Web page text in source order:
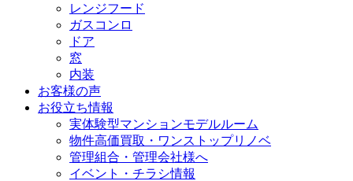
レンジフード
ガスコンロ
ドア
窓
内装
お客様の声
お役立ち情報
実体験型マンションモデルルーム
物件高価買取・ワンストップリノベ
管理組合・管理会社様へ
イベント・チラシ情報